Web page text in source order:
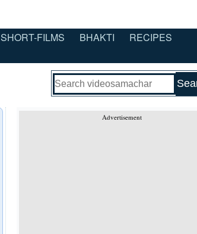
SHORT-FILMS BHAKTI
RECIPES
Advertisement